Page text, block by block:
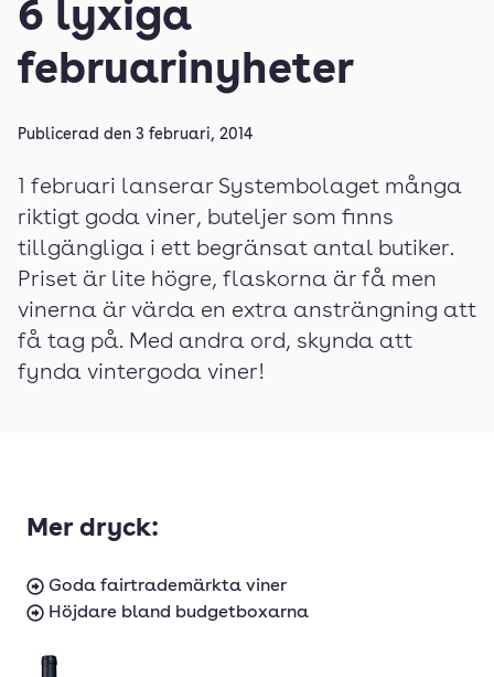
6 lyxiga
februarinyheter
Publicerad den 3 februari, 2014
1 februari lanserar Systembolaget många
riktigt goda viner, buteljer som finns
tillgängliga i ett begränsat antal butiker.
Priset är lite högre, flaskorna är få men
vinerna är värda en extra ansträngning att
få tag på. Med andra ord, skynda att
fynda vintergoda viner!
Mer dryck:
Goda fairtrademärkta viner
Höjdare bland budgetboxarna